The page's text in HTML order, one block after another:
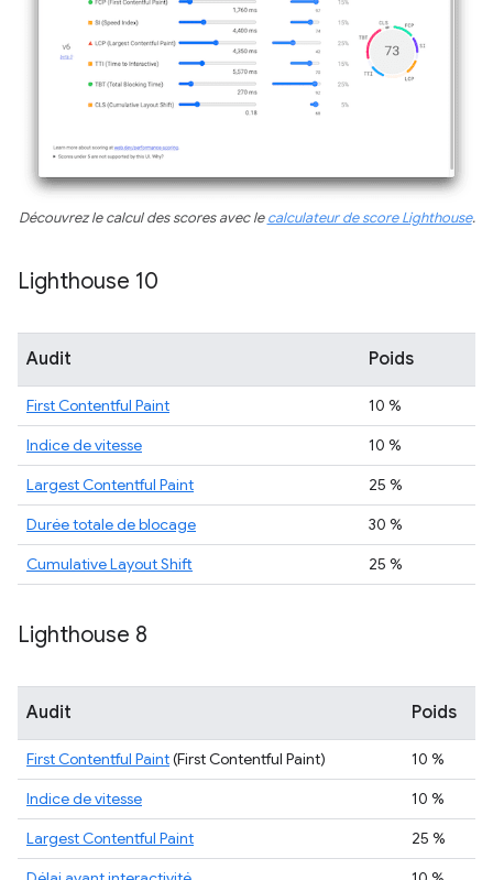
Découvrez le calcul des scores avec lecalculateur de score Lighthouse.
Lighthouse 10
Audit Poids
First Contentful Paint
10 %
Indice de vitesse
10 %
Largest Contentful Paint
25 %
Durée totale de blocage
30 %
Cumulative Layout Shift
25 %
Lighthouse 8
Audit Poids
First Contentful Paint(First Contentful Paint)
10 %
Indice de vitesse
10 %
Largest Contentful Paint
25 %